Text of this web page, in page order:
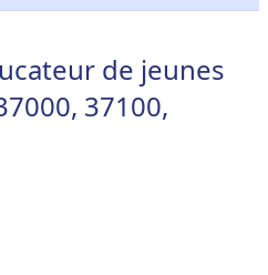
de jeunes
37100,